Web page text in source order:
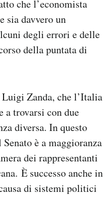
che l’economista
sia davvero un
degli errori e delle
della puntata di
Zanda, che l’Italia
a trovarsi con due
diversa. In questo
è a maggioranza
dei rappresentanti
È successo anche in
di sistemi politici